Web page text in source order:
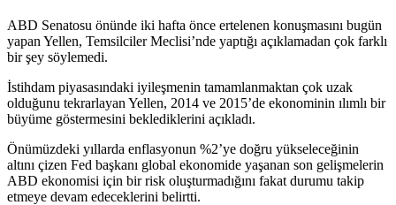
ABD Senatosu önünde iki hafta önce ertelenen konuşmasını bugün
yapan Yellen, Temsilciler Meclisi’nde yaptığı açıklamadan çok farklı
bir şey söylemedi.
İstihdam piyasasındaki iyileşmenin tamamlanmaktan çok uzak
olduğunu tekrarlayan Yellen, 2014 ve 2015’de ekonominin ılımlı bir
büyüme göstermesini beklediklerini açıkladı.
Önümüzdeki yıllarda enflasyonun %2’ye doğru yükseleceğinin
altını çizen Fed başkanı global ekonomide yaşanan son gelişmelerin
ABD ekonomisi için bir risk oluşturmadığını fakat durumu takip
etmeye devam edeceklerini belirtti.